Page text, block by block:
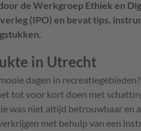
de Werkgroep Ethiek en
(IPO) en bevat tips,
in Utrecht
dagen in
tot voor kort doen met
was niet altijd betrouwbaar en
met behulp van een